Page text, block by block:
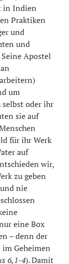
in Indien
Praktiken
und
und
Apostel
um
oder ihr
sie auf
für ihr Werk
auf
wir,
zu geben
nie
eine Box
– denn der
im Geheimen
6,1-4). Damit